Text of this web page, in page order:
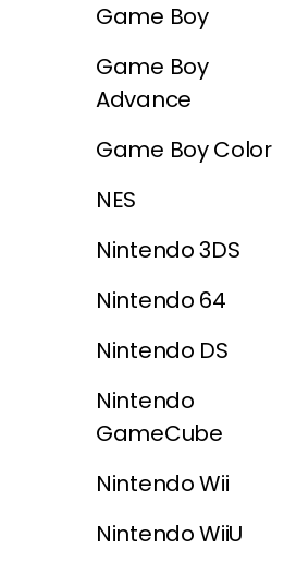
Game Boy
Game Boy
Advance
Game Boy Color
NES
Nintendo 3DS
Nintendo 64
Nintendo DS
Nintendo
GameCube
Nintendo Wii
Nintendo WiiU